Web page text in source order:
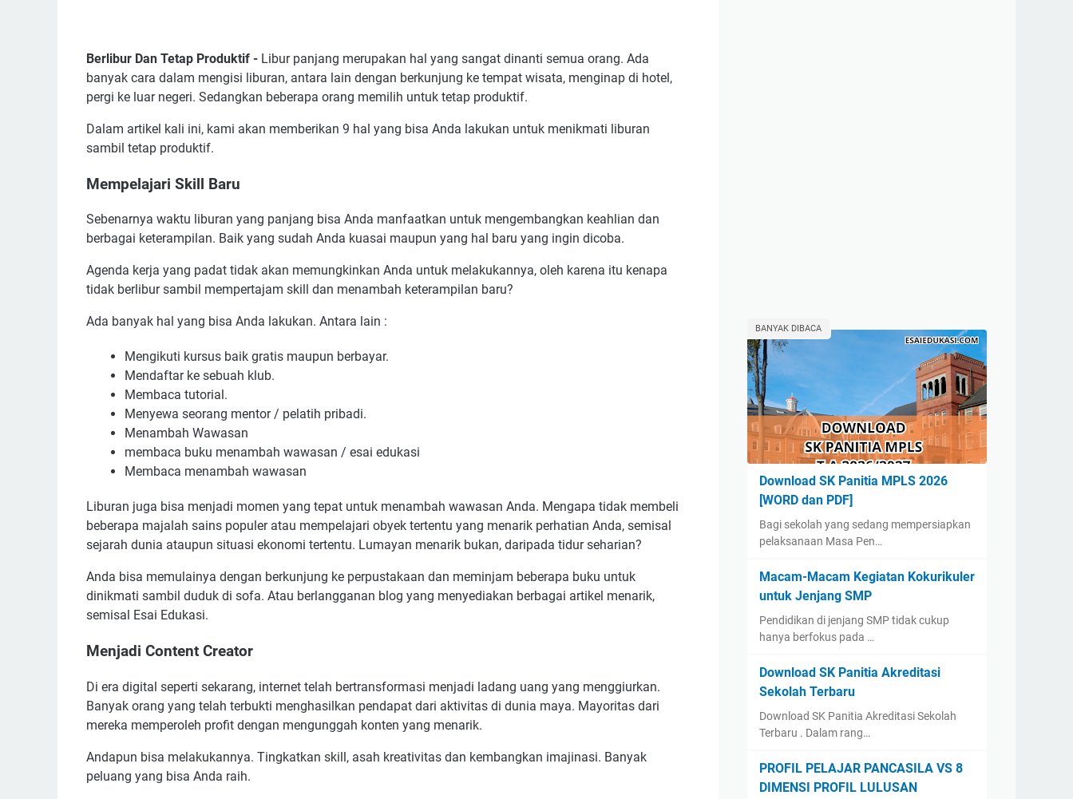
Berlibur Dan Tetap Produktif - Libur panjang merupakan hal yang sangat dinanti semua orang. Ada
banyak cara dalam mengisi liburan, antara lain dengan berkunjung ke tempat wisata, menginap di hotel,
pergi ke luar negeri. Sedangkan beberapa orang memilih untuk tetap produktif.
Dalam artikel kali ini, kami akan memberikan 9 hal yang bisa Anda lakukan untuk menikmati liburan
sambil tetap produktif.
Mempelajari Skill Baru
Sebenarnya waktu liburan yang panjang bisa Anda manfaatkan untuk mengembangkan keahlian dan
berbagai keterampilan. Baik yang sudah Anda kuasai maupun yang hal baru yang ingin dicoba.
Agenda kerja yang padat tidak akan memungkinkan Anda untuk melakukannya, oleh karena itu kenapa
tidak berlibur sambil mempertajam skill dan menambah keterampilan baru?
Ada banyak hal yang bisa Anda lakukan. Antara lain :
Mengikuti kursus baik gratis maupun berbayar.
Mendaftar ke sebuah klub.
Membaca tutorial.
Menyewa seorang mentor / pelatih pribadi.
Menambah Wawasan
membaca buku menambah wawasan / esai edukasi
Membaca menambah wawasan
Liburan juga bisa menjadi momen yang tepat untuk menambah wawasan Anda. Mengapa tidak membeli
beberapa majalah sains populer atau mempelajari obyek tertentu yang menarik perhatian Anda, semisal
sejarah dunia ataupun situasi ekonomi tertentu. Lumayan menarik bukan, daripada tidur seharian?
Anda bisa memulainya dengan berkunjung ke perpustakaan dan meminjam beberapa buku untuk
dinikmati sambil duduk di sofa. Atau berlangganan blog yang menyediakan berbagai artikel menarik,
semisal Esai Edukasi.
Menjadi Content Creator
Di era digital seperti sekarang, internet telah bertransformasi menjadi ladang uang yang menggiurkan.
Banyak orang yang telah terbukti menghasilkan pendapat dari aktivitas di dunia maya. Mayoritas dari
mereka memperoleh profit dengan mengunggah konten yang menarik.
Andapun bisa melakukannya. Tingkatkan skill, asah kreativitas dan kembangkan imajinasi. Banyak
peluang yang bisa Anda raih.
BANYAK DIBACA
Download SK Panitia MPLS 2026
[WORD dan PDF]
Bagi sekolah yang sedang mempersiapkan
pelaksanaan Masa Pen…
Macam-Macam Kegiatan Kokurikuler
untuk Jenjang SMP
Pendidikan di jenjang SMP tidak cukup
hanya berfokus pada …
Download SK Panitia Akreditasi
Sekolah Terbaru
Download SK Panitia Akreditasi Sekolah
Terbaru . Dalam rang…
PROFIL PELAJAR PANCASILA VS 8
DIMENSI PROFIL LULUSAN